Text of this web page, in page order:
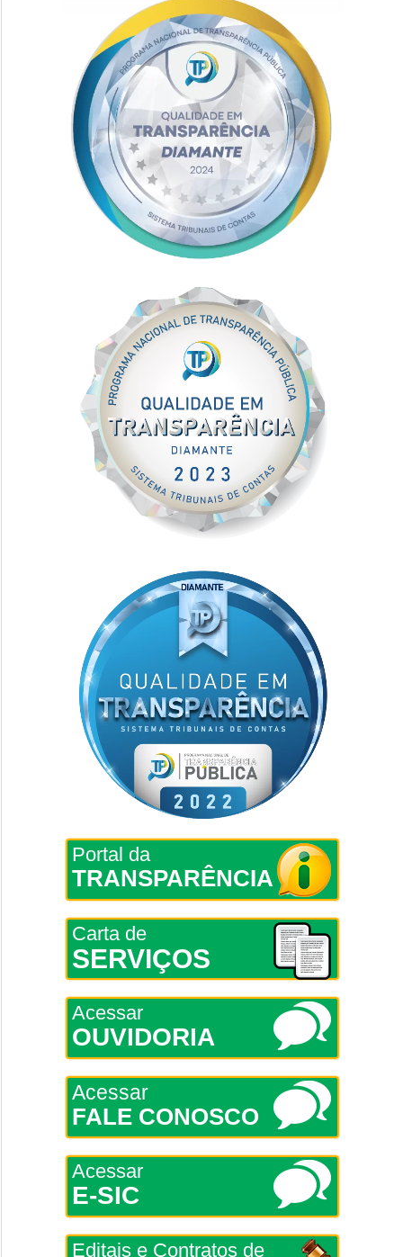
Portal da
TRANSPARÊNCIA
Carta de
SERVIÇOS
Acessar
OUVIDORIA
Acessar
FALE CONOSCO
Acessar
E-SIC
Editais e Contratos de